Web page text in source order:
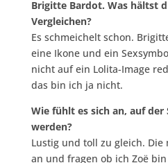
Brigitte Bardot. Was hältst
Vergleichen?
Es schmeichelt schon.
eine Ikone und ein
nicht auf ein Lolita-Image
das bin ich ja nicht.
Wie fühlt es sich an, auf
werden?
Lustig und toll zu gleich.
an und fragen ob ich Zoë